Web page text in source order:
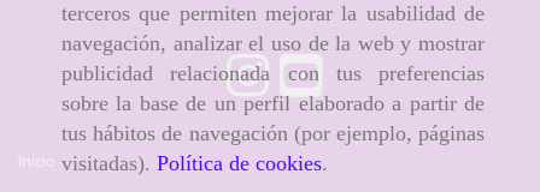
terceros que permiten mejorar la usabilidad de
navegación, analizar el uso de la web y mostrar
publicidad relacionada con tus preferencias
sobre la base de un perfil elaborado a partir de
tus hábitos de navegación (por ejemplo, páginas
visitadas). Política de cookies.
Inicio